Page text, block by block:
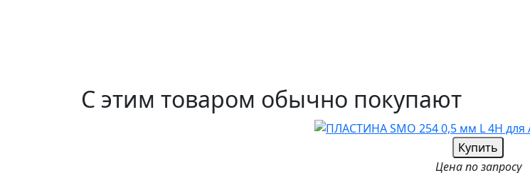
С этим товаром обычно покупают
Купить
Цена по запросу